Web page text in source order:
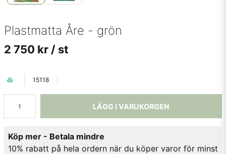
Plastmatta Åre - grön
2 750 kr / st
15118
LÄGG I VARUKORGEN
Köp mer - Betala mindre
10% rabatt på hela ordern när du köper varor för minst